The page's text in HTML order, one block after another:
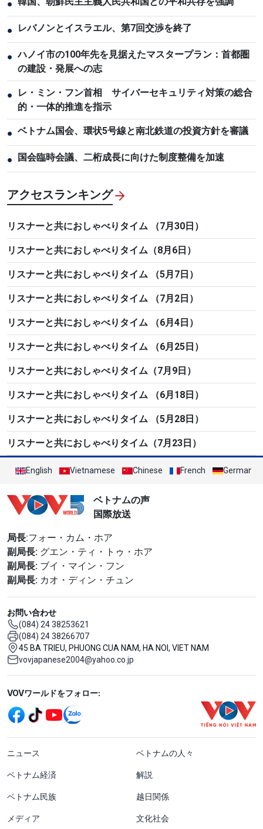
●
● レバノンとイスラエル、第7回交渉を終了
● ハノイ市の100年先を見据えたマスタープラン：首都圏
の建設・発展への志
●
レ・ミン・フン首相 サイバーセキュリティ対策の総合
的・一体的推進を指示
● ベトナム国会、環状5号線と南北鉄道の投資方針を審議
● 国会臨時会議、二桁成長に向けた制度整備を加速
アクセスランキング
リスナーと共におしゃべりタイム （7月30日）
リスナーと共におしゃべりタイム（8月6日）
リスナーと共におしゃべりタイム （5月7日）
リスナーと共におしゃべりタイム （7月2日）
リスナーと共におしゃべりタイム （6月4日）
リスナーと共におしゃべりタイム （6月25日）
リスナーと共におしゃべりタイム（7月9日）
リスナーと共におしゃべりタイム （6月18日）
リスナーと共におしゃべりタイム （5月28日）
リスナーと共におしゃべりタイム（7月23日）
English Vietnamese Chinese French German
ベトナムの声
国際放送
局長:フォー・カム・ホア
副局長: グエン・ティ・トゥ・ホア
副局長: ブイ・マイン・フン
副局長: カオ・ディン・チュン
お問い合わせ
(084) 24 38253621
(084) 24 38266707
45 BA TRIEU, PHUONG CUA NAM, HA NOI, VIET NAM
vovjapanese2004@yahoo.co.jp
Mạng xã hội
VOVワールドをフォロー:
menu footer tiếng Nhật
ニュース ベトナムの人々
ベトナム経済 解説
ベトナム民族 越日関係
メディア 文化社会